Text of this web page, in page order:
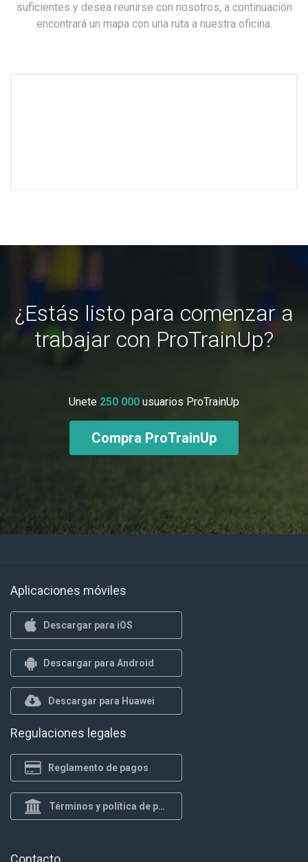
suficientes y desea reunirse con nosotros, a continuación
encontrará un mapa con una ruta a nuestra oficina.
¿Estás listo para comenzar a
trabajar con ProTrainUp?
Unete 250 000 usuarios ProTrainUp
Compra ProTrainUp
Aplicaciones móviles
Descargar para iOS
Descargar para Android
Descargar para Huawei
Regulaciones legales
Reglamento de pagos
Términos y política de privacidad
Contacto